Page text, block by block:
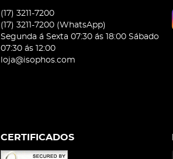
(17) 3211-7200
(17) 3211-7200 (WhatsApp)
Segunda á Sexta 07:30 ás 18:00 Sábado
07:30 ás 12:00
loja@isophos.com
CERTIFICADOS